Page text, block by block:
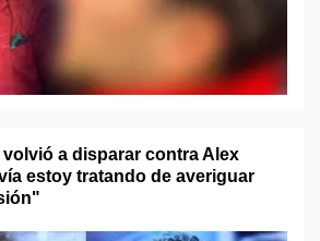
a disparar contra Alex
estoy tratando de averiguar